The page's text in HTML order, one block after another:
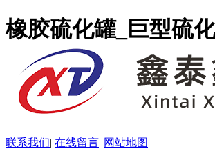
橡胶硫化罐_巨型硫
联系我们| 在线留言| 网站地图